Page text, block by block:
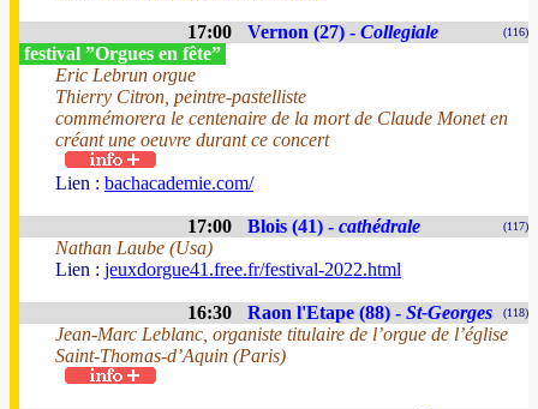
17:00 Vernon (27) - Collegiale (116)
festival ”Orgues en fête”
Eric Lebrun orgue
Thierry Citron, peintre-pastelliste
commémorera le centenaire de la mort de Claude Monet en
créant une oeuvre durant ce concert
Lien : bachacademie.com/
17:00 Blois (41) - cathédrale (117)
Nathan Laube (Usa)
Lien : jeuxdorgue41.free.fr/festival-2022.html
16:30 Raon l'Etape (88) - St-Georges (118)
Jean-Marc Leblanc, organiste titulaire de l’orgue de l’église
Saint-Thomas-d’Aquin (Paris)